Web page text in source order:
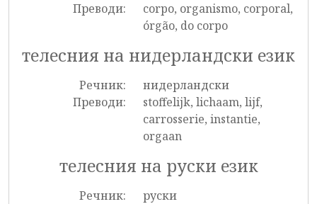
Преводи:
corpo, organismo, corporal,
órgão, do corpo
телесния на нидерландски език
Речник:
нидерландски
Преводи:
stoffelijk, lichaam, lijf,
carrosserie, instantie,
orgaan
телесния на руски език
Речник:
руски